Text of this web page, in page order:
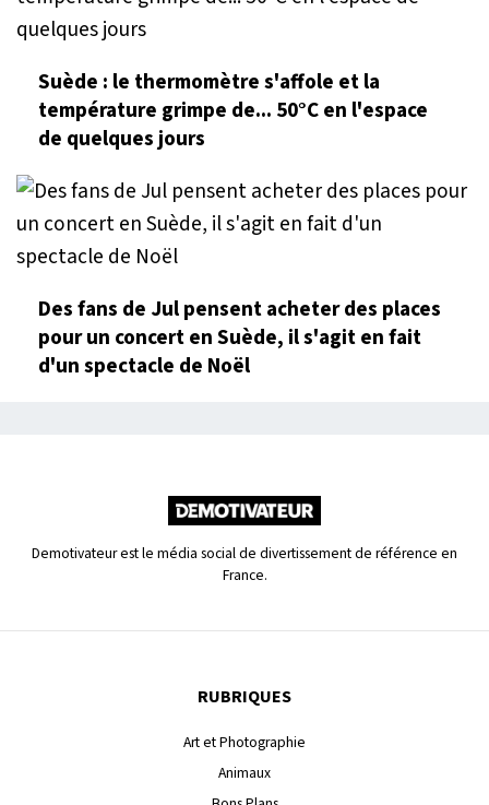
Suède : le thermomètre s'affole et la
température grimpe de... 50°C en l'espace
de quelques jours
Des fans de Jul pensent acheter des places
pour un concert en Suède, il s'agit en fait
d'un spectacle de Noël
Demotivateur est le média social de divertissement de référence en
France.
RUBRIQUES
Art et Photographie
Animaux